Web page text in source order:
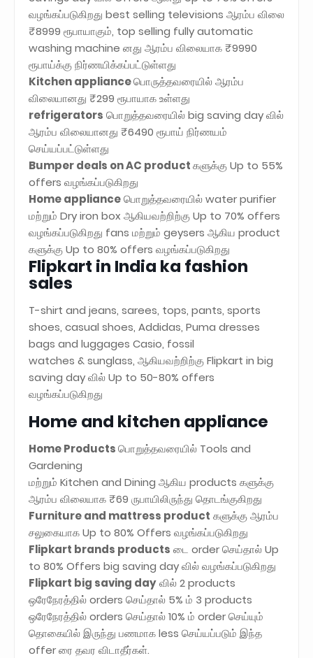
வழங்கப்படுகிறது best selling televisions ஆரம்ப விலை
₹8999 ரூபாயாகும், top selling fully automatic
washing machine னது ஆரம்ப விலையாக ₹9990
ரூபாய்க்கு நிர்ணயிக்கப்பட்டுள்ளது
Kitchen applianceபொருத்தவரையில் ஆரம்ப
விலையானது ₹299 ரூபாயாக உள்ளது
refrigerators பொறுத்தவரையில் big saving day வில்
ஆரம்ப விலையானது ₹6490 ரூபாய் நிர்ணயம்
செய்யப்பட்டுள்ளது
Bumper deals on AC productகளுக்கு Up to 55%
offers வழங்கப்படுகிறது
Home applianceபொறுத்தவரையில் water purifier
மற்றும் Dry iron box ஆகியவற்றிற்கு Up to 70% offers
வழங்கப்படுகிறது fans மற்றும் geysers ஆகிய product
களுக்கு Up to 80% offers வழங்கப்படுகிறது
Flipkart in India ka fashion
sales
T-shirt and jeans, sarees, tops, pants, sports
shoes, casual shoes, Addidas, Puma dresses
bags and luggages Casio, fossil
watches & sunglass, ஆகியவற்றிற்கு Flipkart in big
saving day வில் Up to 50-80% offers
வழங்கப்படுகிறது
Home and kitchen appliance
Home Productsபொறுத்தவரையில் Tools and
Gardening
மற்றும் Kitchen and Dining ஆகிய products களுக்கு
ஆரம்ப விலையாக ₹69 ருபாயிலிருந்து தொடங்குகிறது
Furniture and mattress product களுக்கு ஆரம்ப
சலுகையாக Up to 80% Offers வழங்கப்படுகிறது
Flipkart brands products டை order செய்தால் Up
to 80% Offers big saving day வில் வழங்கப்படுகிறது
Flipkart big saving dayவில் 2 products
ஒரேநேரத்தில் orders செய்தால் 5% ம் 3 products
ஒரேநேரத்தில் orders செய்தால் 10% ம் order செய்யும்
தொகையில் இருந்து பணமாக less செய்யப்படும் இந்த
‌offer ரை தவர விடாதீர்கள்.